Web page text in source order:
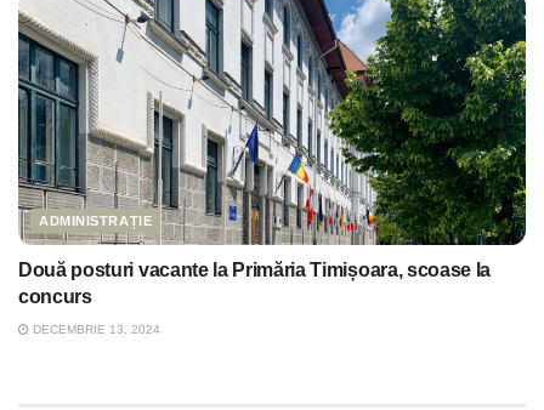
ADMINISTRAȚIE
Două posturi vacante la Primăria Timișoara, scoase la
concurs
DECEMBRIE 13, 2024